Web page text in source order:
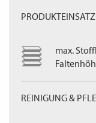
PRODUKTEINSATZ
max.
REINIGUNG &